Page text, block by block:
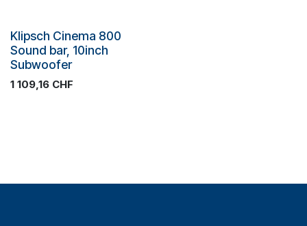
Klipsch Cinema 800
Sound bar, 10inch
Subwoofer
1 109,16 CHF